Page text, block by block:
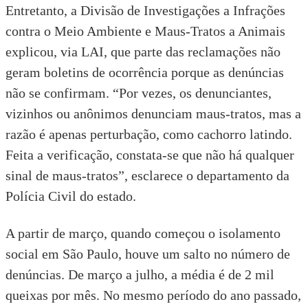
Entretanto, a Divisão de Investigações a Infrações
contra o Meio Ambiente e Maus-Tratos a Animais
explicou, via LAI, que parte das reclamações não
geram boletins de ocorrência porque as denúncias
não se confirmam. “Por vezes, os denunciantes,
vizinhos ou anônimos denunciam maus-tratos, mas a
razão é apenas perturbação, como cachorro latindo.
Feita a verificação, constata-se que não há qualquer
sinal de maus-tratos”, esclarece o departamento da
Polícia Civil do estado.
A partir de março, quando começou o isolamento
social em São Paulo, houve um salto no número de
denúncias. De março a julho, a média é de 2 mil
queixas por mês. No mesmo período do ano passado,